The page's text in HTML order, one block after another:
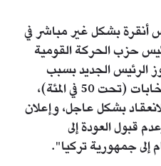
بشكل غير مباشر في
حزب الحركة القومية
الرئيس الجديد بسبب
نسبة المشاركة المتدنية في الانتخابات (تحت 50 في المئة)،
بشكل عاجل، وإعلان
قبول العودة إلى
إلى جمهورية تركيا".